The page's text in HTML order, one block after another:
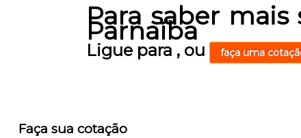
Para saber
Parnaíba
Ligue para , ou faça uma
Faça sua cotação